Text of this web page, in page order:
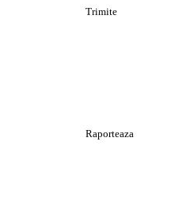
Trimite
Raporteaza